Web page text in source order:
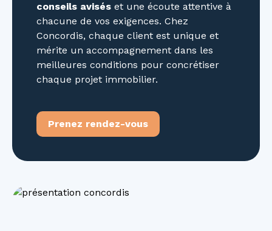
conseils avisés et une écoute attentive à
chacune de vos exigences. Chez
Concordis, chaque client est unique et
mérite un accompagnement dans les
meilleures conditions pour concrétiser
chaque projet immobilier.
Prenez rendez-vous